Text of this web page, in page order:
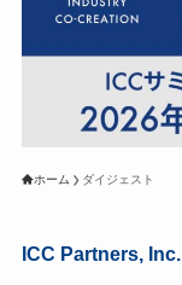
ホーム ダイジェスト
ICC Partners, Inc.